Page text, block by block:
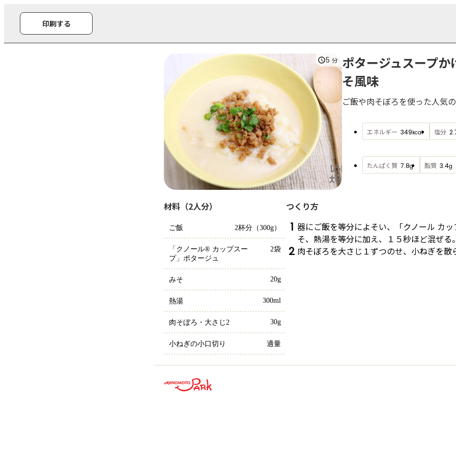
印刷する
5 分 ポタージュスープか
そ風味
ご飯や肉そぼろを使った人気
エネルギー 349kcal 塩分
たんぱく質 7.8g 脂質 3.4g
材料（2人分）
ご飯 2杯分（300g）
「クノール® カップスー
プ」ポタージュ
2袋
みそ 20g
熱湯 300ml
肉そぼろ・大さじ2 30g
小ねぎの小口切り 適量
つくり方
1 器にご飯を等分によそい、「クノール カ
そ、熱湯を等分に加え、１５秒ほど混ぜる。
2 肉そぼろを大さじ１ずつのせ、小ねぎを散